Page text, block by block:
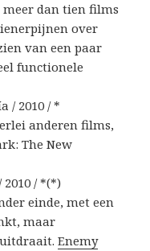
meer dan tien films
over
van een paar
functionele
/ 2010 / *
anderen films,
The New
/ *(*)
einde, met een
maar
uitdraait.Enemy